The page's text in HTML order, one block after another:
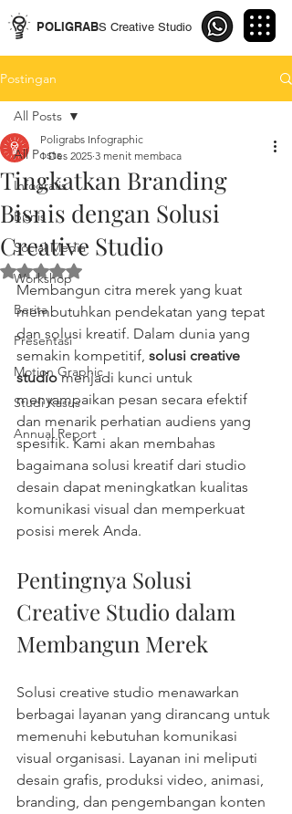
POLIGRABS Creative Studio
Postingan
All Posts
Infografis
Bisnis
Social Media
Workshop
Berita
Presentasi
Motion Graphic
Studi Kasus
Annual Report
All Posts
Tingkatkan Branding
Bisnis dengan Solusi
Creative Studio
Poligrabs Infographic
1 Des 2025 3 menit membaca
Dinilai NaN dari 5 bintang.
Membangun citra merek yang kuat
membutuhkan pendekatan yang tepat
dan solusi kreatif. Dalam dunia yang
semakin kompetitif, solusi creative
studio menjadi kunci untuk
menyampaikan pesan secara efektif
dan menarik perhatian audiens yang
spesifik. Kami akan membahas
bagaimana solusi kreatif dari studio
desain dapat meningkatkan kualitas
komunikasi visual dan memperkuat
posisi merek Anda.
Pentingnya Solusi
Creative Studio dalam
Membangun Merek
Solusi creative studio menawarkan
berbagai layanan yang dirancang untuk
memenuhi kebutuhan komunikasi
visual organisasi. Layanan ini meliputi
desain grafis, produksi video, animasi,
branding, dan pengembangan konten